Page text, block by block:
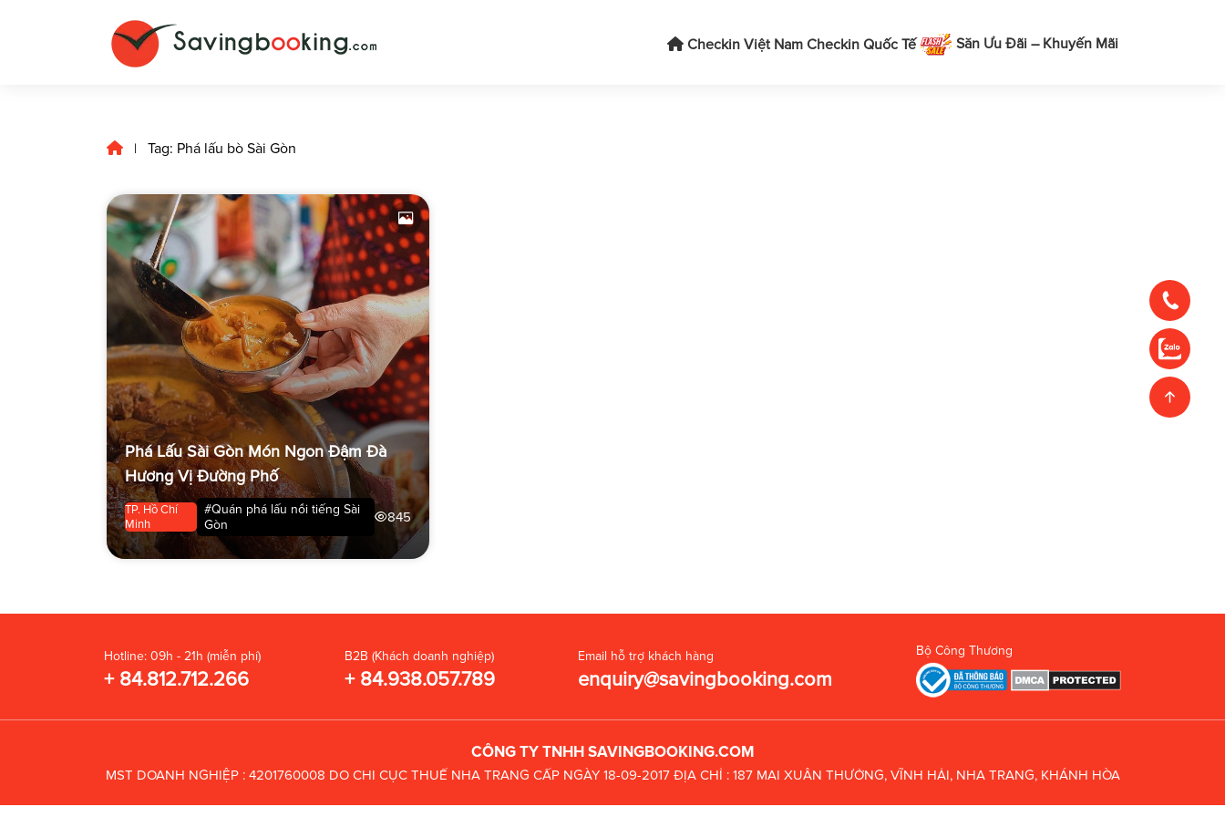
Checkin Việt Nam Checkin Quốc Tế Săn Ưu Đãi – Khuyến Mãi
| Tag: Phá lấu bò Sài Gòn
Phá Lấu Sài Gòn Món Ngon Đậm Đà
Hương Vị Đường Phố
TP. Hồ Chí
Minh
#Quán phá lấu nổi tiếng Sài
Gòn
845
Hotline: 09h - 21h (miễn phí)
+ 84.812.712.266
B2B (Khách doanh nghiệp)
+ 84.938.057.789
Email hỗ trợ khách hàng
enquiry@savingbooking.com
Bộ Công Thương
CÔNG TY TNHH SAVINGBOOKING.COM
MST DOANH NGHIỆP : 4201760008 DO CHI CỤC THUẾ NHA TRANG CẤP NGÀY 18-09-2017 ĐỊA CHỈ : 187 MAI XUÂN THƯỞNG, VĨNH HẢI, NHA TRANG, KHÁNH HÒA